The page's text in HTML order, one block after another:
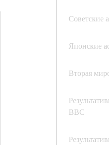
Советские
Японские
Вторая
ВВС